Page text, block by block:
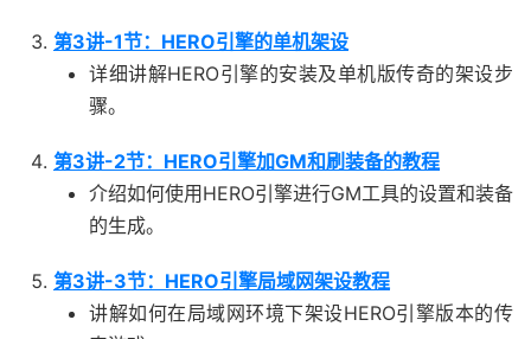
第3讲-1节：HERO引擎的单机架设
详细讲解HERO引擎的安装及单机版传奇的架设步
骤。
第3讲-2节：HERO引擎加GM和刷装备的教程
介绍如何使用HERO引擎进行GM工具的设置和装备
的生成。
第3讲-3节：HERO引擎局域网架设教程
讲解如何在局域网环境下架设HERO引擎版本的传